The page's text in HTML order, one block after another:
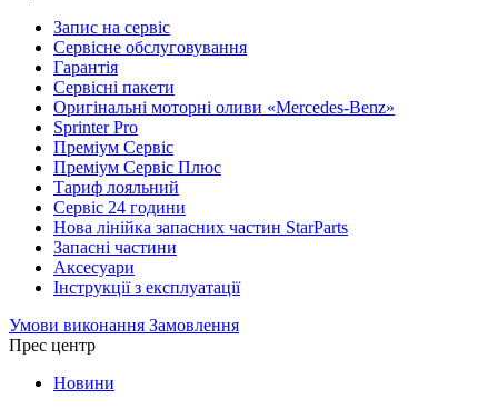
Запис на сервіс
Сервісне обслуговування
Гарантія
Сервісні пакети
Оригінальні моторні оливи «Mercedes-Benz»
Sprinter Pro
Преміум Сервіс
Преміум Сервіс Плюс
Тариф лояльний
Сервіс 24 години
Нова лінійка запасних частин StarParts
Запасні частини
Аксесуари
Інструкції з експлуатації
Умови виконання Замовлення
Прес центр
Новини